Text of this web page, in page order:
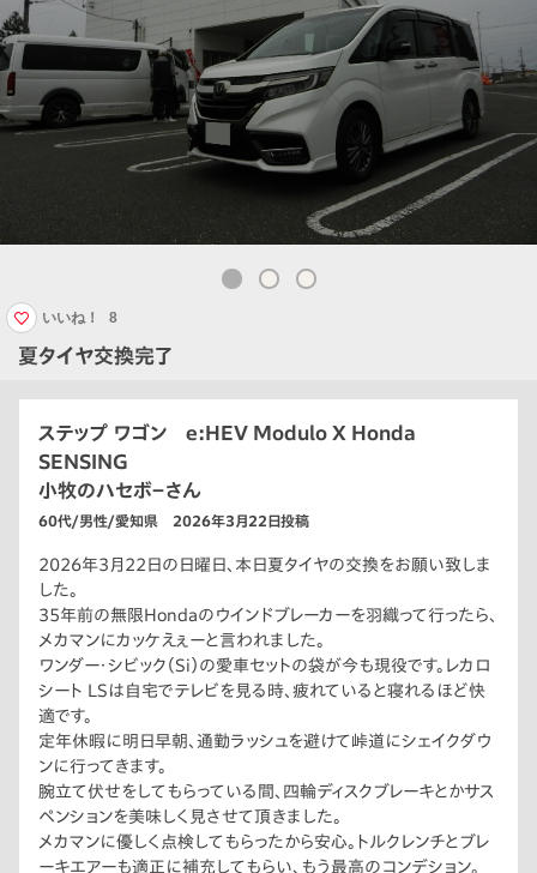
夏タイヤ交換完了
いいね！ 8
ステップ ワゴン e:HEV Modulo X Honda
SENSING
小牧のハセボ－さん
60代/男性/愛知県 2026年3月22日投稿
2026年3月22日の日曜日、本日夏タイヤの交換をお願い致しま
した。
35年前の無限Hondaのウインドブレーカーを羽織って行ったら、
メカマンにカッケえぇーと言われました。
ワンダー・シビック（Si）の愛車セットの袋が今も現役です。レカロ
シート LSは自宅でテレビを見る時、疲れていると寝れるほど快
適です。
定年休暇に明日早朝、通勤ラッシュを避けて峠道にシェイクダウ
ンに行ってきます。
腕立て伏せをしてもらっている間、四輪ディスクブレーキとかサス
ペンションを美味しく見させて頂きました。
メカマンに優しく点検してもらったから安心。トルクレンチとブレ
ーキエアーも適正に補充してもらい、もう最高のコンデション。